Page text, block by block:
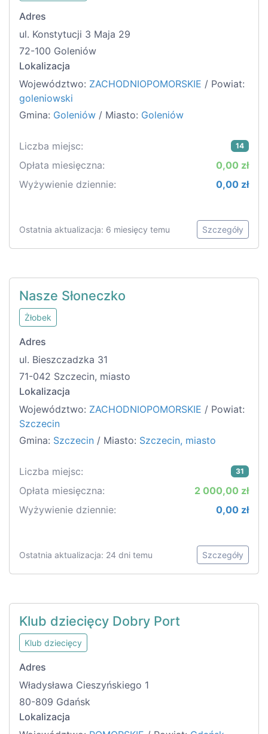
Adres
ul. Konstytucji 3 Maja 29
72-100 Goleniów
Lokalizacja
Województwo: ZACHODNIOPOMORSKIE / Powiat:
goleniowski
Gmina: Goleniów / Miasto: Goleniów
Liczba miejsc: 14
Opłata miesięczna:
0,00 zł
Wyżywienie dziennie:
0,00 zł
Ostatnia aktualizacja: 6 miesięcy temu Szczegóły
Nasze Słoneczko
Żłobek
Adres
ul. Bieszczadzka 31
71-042 Szczecin, miasto
Lokalizacja
Województwo: ZACHODNIOPOMORSKIE / Powiat:
Szczecin
Gmina: Szczecin / Miasto: Szczecin, miasto
Liczba miejsc: 31
Opłata miesięczna:
2 000,00 zł
Wyżywienie dziennie:
0,00 zł
Ostatnia aktualizacja: 24 dni temu Szczegóły
Klub dziecięcy Dobry Port
Klub dziecięcy
Adres
Władysława Cieszyńskiego 1
80-809 Gdańsk
Lokalizacja